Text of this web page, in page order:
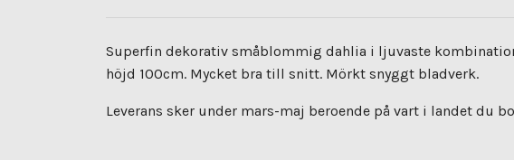
Superfin dekorativ småblommig dahlia i ljuvaste
höjd 100cm. Mycket bra till snitt. Mörkt snyggt bladverk.
Leverans sker under mars-maj beroende på vart i landet du